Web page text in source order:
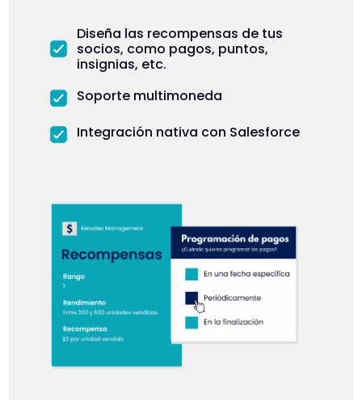
Diseña las recompensas de tus
socios, como pagos, puntos,
insignias, etc.
Soporte multimoneda
Integración nativa con Salesforce